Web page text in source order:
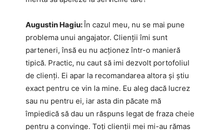
Augustin Hagiu:În cazul meu, nu se mai pune
problema unui angajator. Clienții îmi sunt
parteneri, însă eu nu acționez într-o manieră
tipică. Practic, nu caut să imi dezvolt portofoliul
de clienți. Ei apar la recomandarea altora și știu
exact pentru ce vin la mine. Eu aleg dacă lucrez
sau nu pentru ei, iar asta din păcate mă
împiedică să dau un răspuns legat de fraza cheie
pentru a convinge. Toți clienții mei mi-au rămas